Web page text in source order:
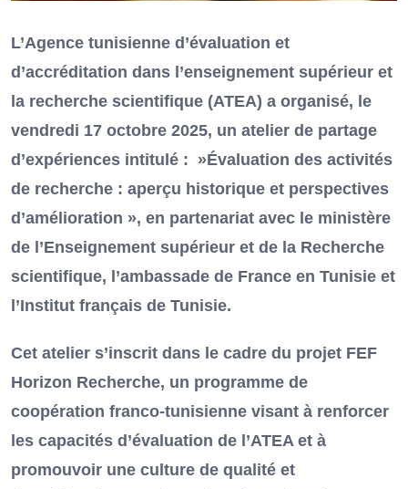
L’Agence tunisienne d’évaluation et
d’accréditation dans l’enseignement supérieur et
la recherche scientifique (ATEA) a organisé, le
vendredi 17 octobre 2025, un atelier de partage
d’expériences intitulé : »Évaluation des activités
de recherche : aperçu historique et perspectives
d’amélioration », en partenariat avec le ministère
de l’Enseignement supérieur et de la Recherche
scientifique, l’ambassade de France en Tunisie et
l’Institut français de Tunisie.
Cet atelier s’inscrit dans le cadre du projet FEF
Horizon Recherche, un programme de
coopération franco-tunisienne visant à renforcer
les capacités d’évaluation de l’ATEA et à
promouvoir une culture de qualité et